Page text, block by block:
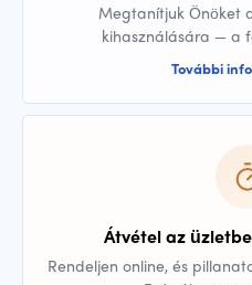
Megtanítjuk Önöket
kihasználására — a
További
Átvétel az
Rendeljen online, és